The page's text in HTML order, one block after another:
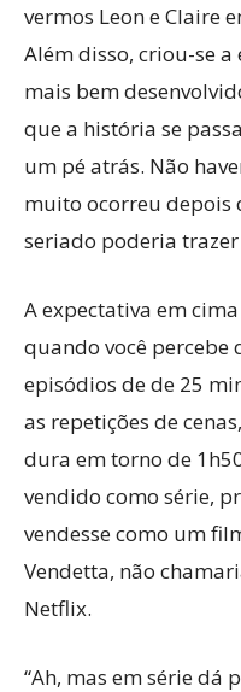
vermos Leon e Claire
Além disso, criou-se
mais bem
que a história se
um pé atrás. Não
muito ocorreu depois
seriado poderia
A expectativa em
quando você percebe
episódios de de 25
as repetições de
dura em torno de
vendido como série,
vendesse como um
Vendetta, não
Netflix.
“Ah, mas em série dá